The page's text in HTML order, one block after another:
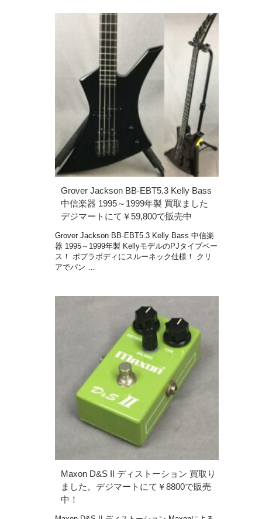
Grover Jackson BB-EBT5.3 Kelly Bass
中信楽器 1995～1999年製 買取ました
デジマートにて￥59,800で販売中
Grover Jackson BB-EBT5.3 Kelly Bass 中信楽
器 1995～1999年製 KellyモデルのPJタイプベー
ス！ ポプラボディにスルーネック仕様！ クリ
アでパン …
Maxon D&S II ディストーション 買取り
ました。デジマートにて￥8800で販売
中！